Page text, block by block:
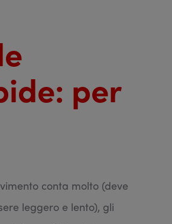
per
conta molto (deve
leggero e lento), gli